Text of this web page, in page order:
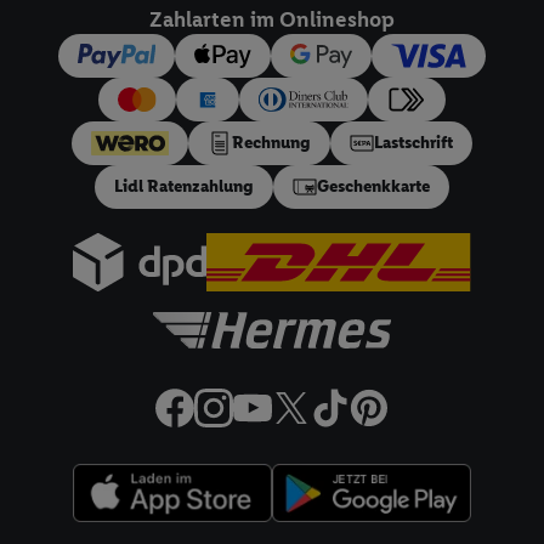
Zahlarten im Onlineshop
Rechnung Lastschrift
Lidl Ratenzahlung Geschenkkarte
dieser Werbeausspielungen.
Sofern Sie hier Ihre Zustimmung dazu erteilen und danach ein
Lidl Plus-Konto erstellen bzw. sich in Ihr bestehendes Lidl
Plus-Konto einloggen, kann darüber hinaus auch Ihre dort
angegebene E-Mail-Adresse von uns in gemeinsamer
Verantwortlichkeit mit einem der oben genannten Partner
verwendet werden, um daraus eine spezielle Online-Kennung
die sogleich beschriebene Utiq-Kennung verwenden können,
um Sie in von Dritten betriebenen Diensten zu erkennen und
uns und einem der anderen oben genannten Partner auch Ihre
gemeinsamer Verantwortlichkeit verarbeitet.
Zudem erlauben Sie uns, der Utiq SA/NV („Utiq“) und
in den Lidl-Diensten einzusetzen. Utiq prüft zunächst anhand
Ihrer IP-Adresse, ob die Technologie für Sie verfügbar ist.